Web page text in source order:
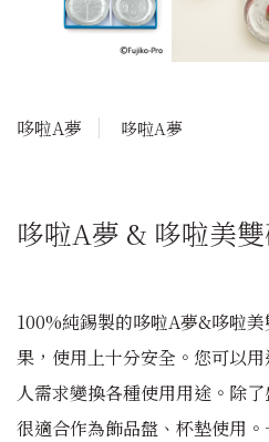
哆啦A夢 哆啦A夢
哆啦A夢 & 哆啦美
100%純錫製的哆啦A夢&哆啦
果，使用上十分安全。您可以
人需求變換各種使用用途。除
很適合作為飾品盤、杯墊使用